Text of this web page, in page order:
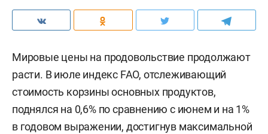
Мировые цены на продовольствие продолжают
расти. В июле индекс FAO, отслеживающий
стоимость корзины основных продуктов,
поднялся на 0,6% по сравнению с июнем и на 1%
в годовом выражении, достигнув максимальной